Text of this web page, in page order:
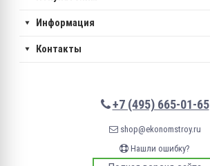
Информация
Контакты
+7 (495) 665-01-65
shop@ekonomstroy.ru
Нашли ошибку?